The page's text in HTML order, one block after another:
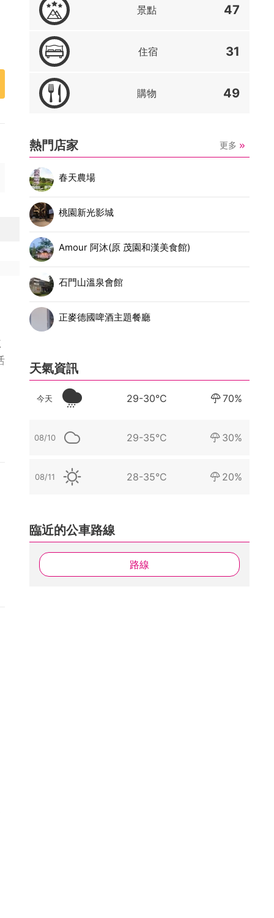
景點 47
住宿 31
購物 49
熱門店家 更多
春天農場
桃園新光影城
Amour 阿沐(原 茂園和漢美食館)
石門山溫泉會館
正麥德國啤酒主題餐廳
天氣資訊
今天 29-30°C 70%
08/10 29-35°C 30%
08/11 28-35°C 20%
臨近的公車路線
路線